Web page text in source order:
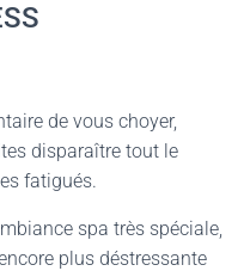
de vous choyer,
disparaître tout le
fatigués.
spa très spéciale,
plus déstressante